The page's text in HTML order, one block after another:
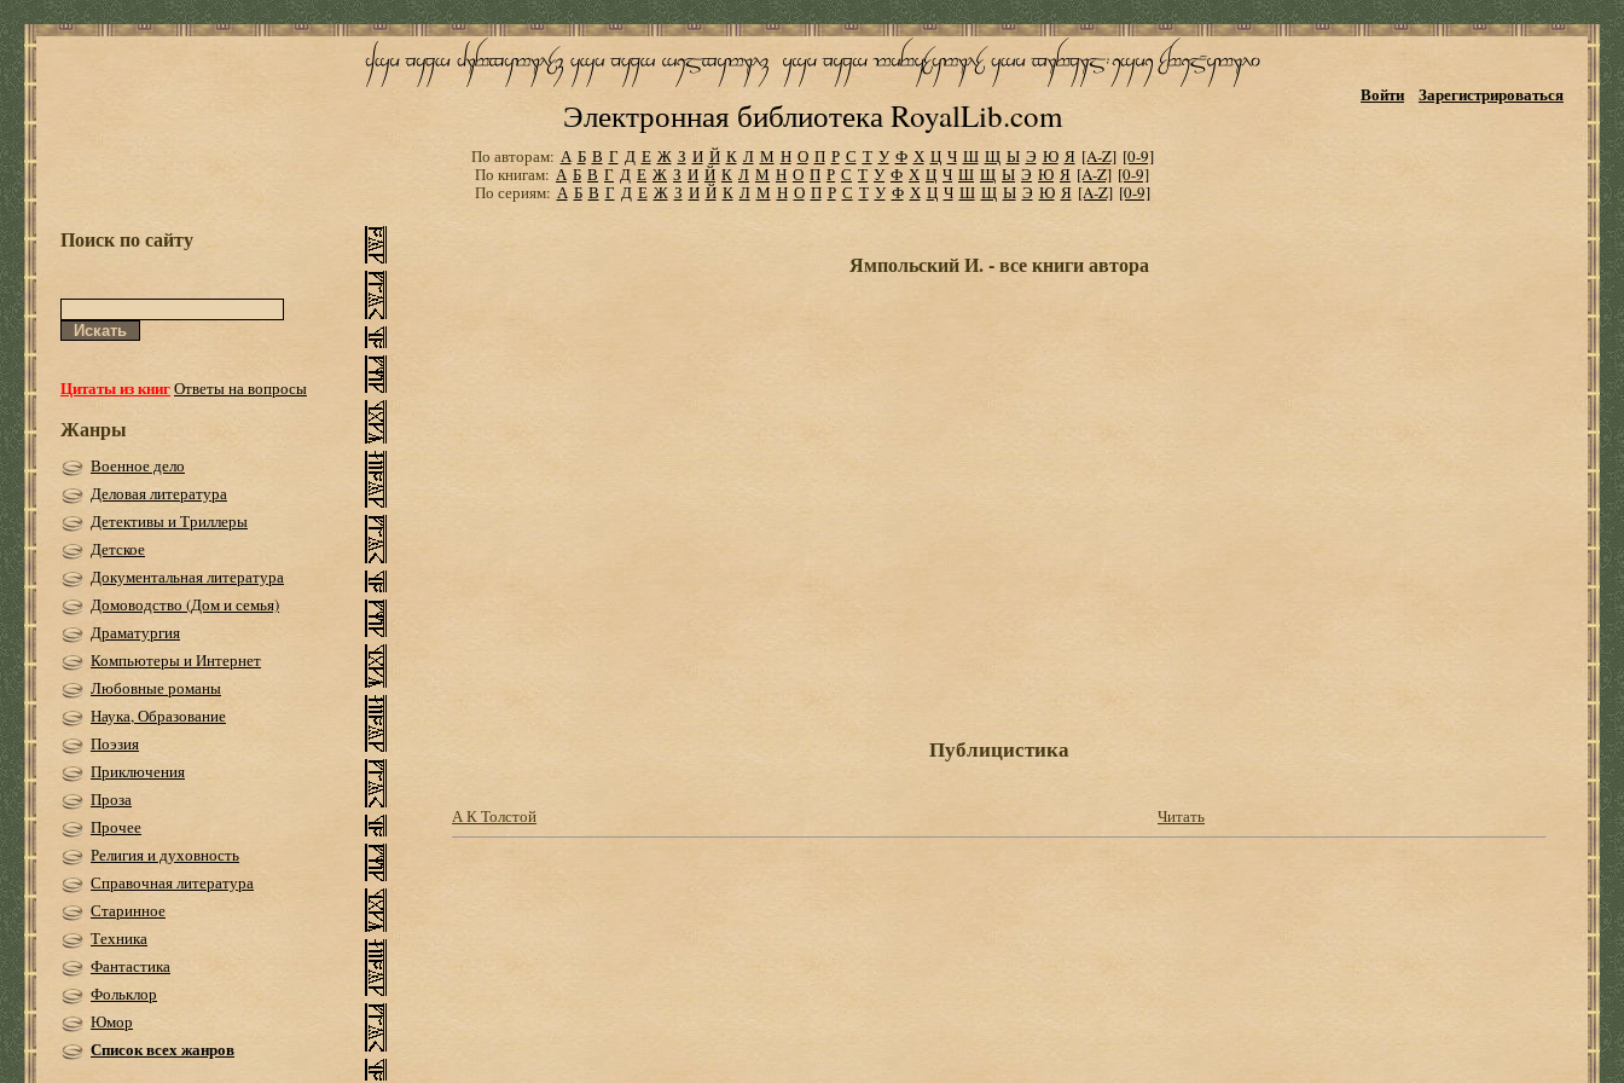
Электронная библиотека RoyalLib.com
Войти Зарегистрироваться
По авторам: А Б В Г Д Е Ж З И Й К Л М Н О П Р С Т У Ф Х Ц Ч Ш Щ Ы Э Ю Я [A-Z] [0-9]
По книгам: А Б В Г Д Е Ж З И Й К Л М Н О П Р С Т У Ф Х Ц Ч Ш Щ Ы Э Ю Я [A-Z] [0-9]
По сериям: А Б В Г Д Е Ж З И Й К Л М Н О П Р С Т У Ф Х Ц Ч Ш Щ Ы Э Ю Я [A-Z] [0-9]
Поиск по сайту
Цитаты из книгОтветы на вопросы
Жанры
Военное дело
Деловая литература
Детективы и Триллеры
Детское
Документальная литература
Домоводство (Дом и семья)
Драматургия
Компьютеры и Интернет
Любовные романы
Наука, Образование
Поэзия
Приключения
Проза
Прочее
Религия и духовность
Справочная литература
Старинное
Техника
Фантастика
Фольклор
Юмор
Список всех жанров
Ямпольский И. - все книги автора
Публицистика
А К Толстой Читать